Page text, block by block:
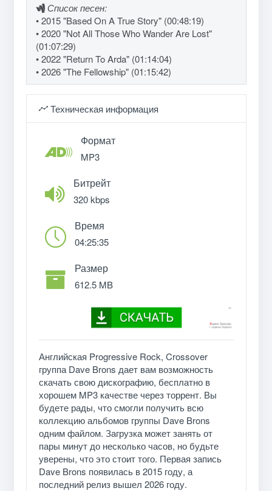
Список песен:
• 2015 "Based On A True Story" (00:48:19)
• 2020 "Not All Those Who Wander Are Lost"
(01:07:29)
• 2022 "Return To Arda" (01:14:04)
• 2026 "The Fellowship" (01:15:42)
Техническая информация
Формат
MP3
Битрейт
320 kbps
Время
04:25:35
Размер
612.5 MB
Английская Progressive Rock, Crossover
группа Dave Brons дает вам возможность
скачать свою дискографию, бесплатно в
хорошем MP3 качестве через торрент. Вы
будете рады, что смогли получить всю
коллекцию альбомов группы Dave Brons
одним файлом. Загрузка может занять от
пары минут до несколько часов, но будьте
уверены, что это стоит того. Первая запись
Dave Brons появилась в 2015 году, а
последний релиз вышел 2026 году.